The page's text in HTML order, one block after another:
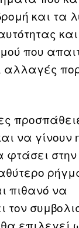
και τα
και
που
αλλαγές
να γίνουν
φτάσει
πιθανό να
τον
επιλεγεί